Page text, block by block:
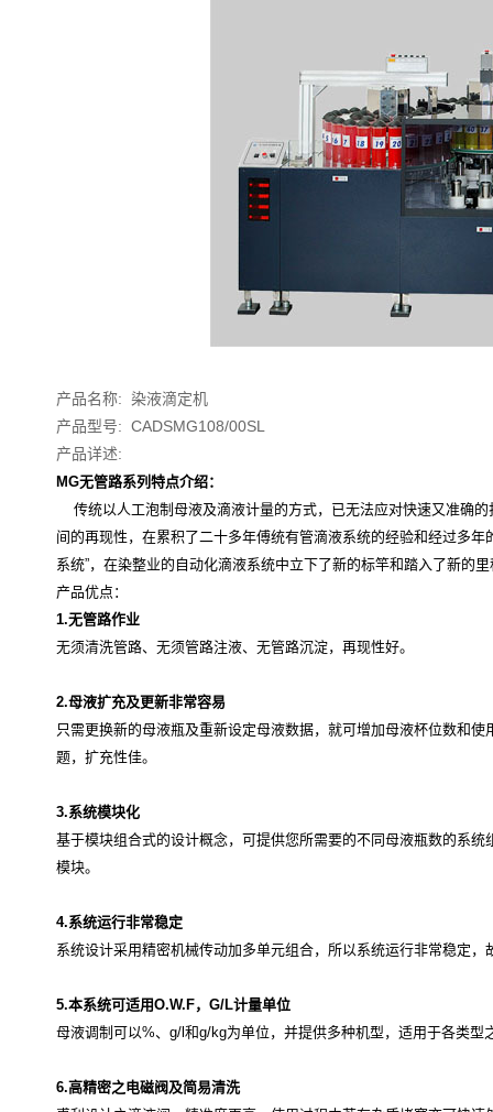
产品名称: 染液滴定机
产品型号: CADSMG108/00SL
产品详述:
MG无管路系列特点介绍：
传统以人工泡制母液及滴液计量的方式，已无法应对快速又准确
间的再现性，在累积了二十多年傅统有管滴液系统的经验和经过多
系统”，在染整业的自动化滴液系统中立下了新的标竿和踏入了新的里
产品优点：
1.无管路作业
无须清洗管路、无须管路注液、无管路沉淀，再现性好。
2.母液扩充及更新非常容易
只需更换新的母液瓶及重新设定母液数据，就可增加母液杯位数和
题，扩充性佳。
3.系统模块化
基于模块组合式的设计概念，可提供您所需要的不同母液瓶数的系
模块。
4.系统运行非常稳定
系统设计采用精密机械传动加多单元组合，所以系统运行非常稳定，
5.本系统可适用O.W.F， G/L计量单位
母液调制可以%、g/l和g/kg为单位，并提供多种机型，适用于各类型
6.高精密之电磁阀及简易清洗